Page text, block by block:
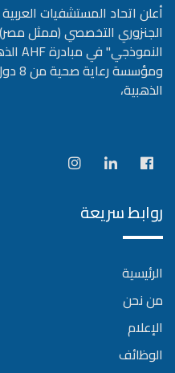
الجنزوري التخصصي (ممثل
الذهبية،
روابط سريعة
الرئيسية
من نحن
الإعلام
الوظائف